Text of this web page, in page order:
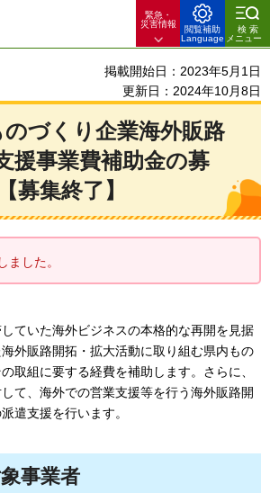
緊急・
災害情報
閲覧補助
Language
検索
メニュー
掲載開始日：2023年5月1日
更新日：2024年10月8日
づくり企業海外販路
援事業費補助金の募
募集終了】
ました。
ていた海外ビジネスの本格的な再開を見据
外販路開拓・拡大活動に取り組む県内もの
取組に要する経費を補助します。さらに、
て、海外での営業支援等を行う海外販路開
遣支援を行います。
事業者